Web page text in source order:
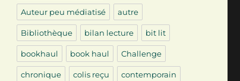
Auteur peu médiatisé autre
Bibliothèque bilan lecture bit lit
bookhaul book haul Challenge
chronique colis reçu contemporain